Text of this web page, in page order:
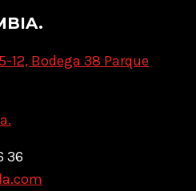
12, Bodega 38 Parque
36